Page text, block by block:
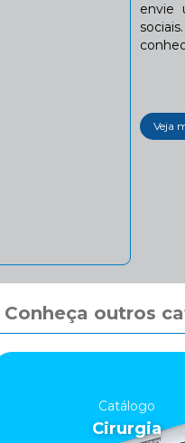
envie
Veja
Conheça outros
Catálogo
Cirurgia